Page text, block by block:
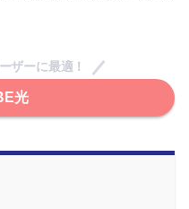
ザーに最適！
光